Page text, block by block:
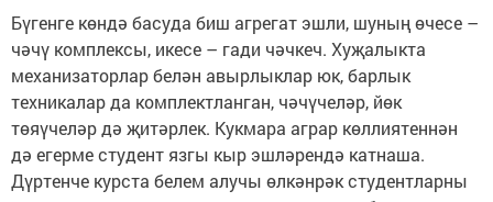
Бүгенге көндә басуда биш агрегат эшли, шуның өчесе –
чәчү комплексы, икесе – гади чәчкеч. Хуҗалыкта
механизаторлар белән авырлыклар юк, барлык
техникалар да комплектланган, чәчүчеләр, йөк
төяүчеләр дә җитәрлек. Кукмара аграр көллиятеннән
дә егерме студент язгы кыр эшләрендә катнаша.
Дүртенче курста белем алучы өлкәнрәк студентларны